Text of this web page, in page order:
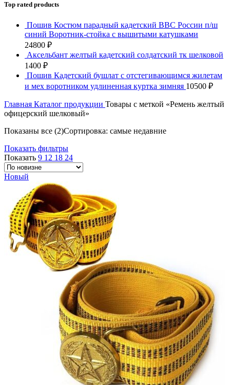
Top rated products
Пошив Костюм парадный кадетский ВВС России п/ш
синий Воротник-стойка с вышитыми катушками
24800 ₽
Аксельбант желтый кадетский солдатский тк шелковой
1400 ₽
Пошив Кадетский бушлат с отстегивающимся жилетам
и мех воротником удлиненная куртка зимняя 10500 ₽
Главная Каталог продукции Товары с меткой «Ремень желтый
офицерский шелковый»
Показаны все (2)Сортировка: самые недавние
Показать фильтры
Показать 9 12 18 24
Новый